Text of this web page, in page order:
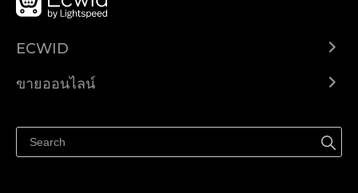
ECWID
ราคา
ขายออนไลน์
ขายบนเฟสบุ๊ค